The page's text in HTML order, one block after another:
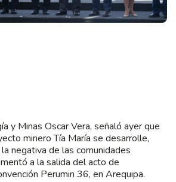
y Minas Oscar Vera, señaló ayer que
minero Tía María se desarrolle,
negativa de las comunidades
a la salida del acto de
Perumin 36, en Arequipa.